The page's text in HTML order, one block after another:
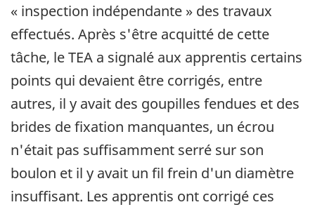
« inspection indépendante » des travaux
effectués. Après s'être acquitté de cette
tâche, le TEA a signalé aux apprentis certains
points qui devaient être corrigés, entre
autres, il y avait des goupilles fendues et des
brides de fixation manquantes, un écrou
n'était pas suffisamment serré sur son
boulon et il y avait un fil frein d'un diamètre
insuffisant. Les apprentis ont corrigé ces